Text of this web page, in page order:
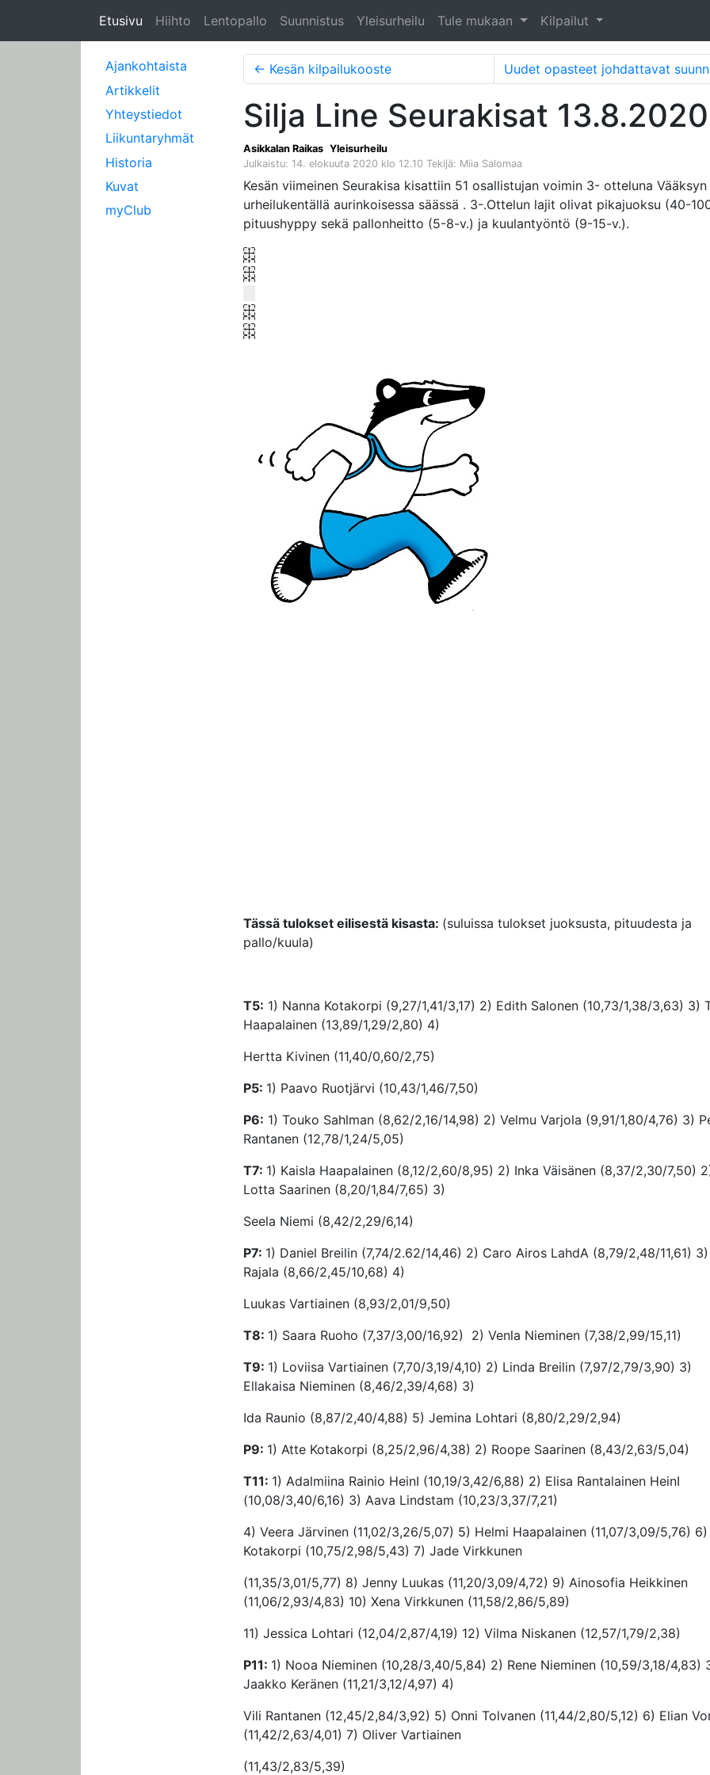
Etusivu Hiihto Lentopallo Suunnistus Yleisurheilu Tule mukaan Kilpailut
Ajankohtaista
Artikkelit
Yhteystiedot
Liikuntaryhmät
Historia
Kuvat
myClub
← Kesän kilpailukooste
Silja Line Seurakisat 13.8.2020
Asikkalan Raikas Yleisurheilu
Julkaistu: 14. elokuuta 2020 klo 12.10 Tekijä: Miia Salomaa
Kesän viimeinen Seurakisa kisattiin 51 osallistujan voimin 3- otteluna Vääksyn
urheilukentällä aurinkoisessa säässä . 3-.Ottelun lajit olivat pikajuoksu (40-
pituushyppy sekä pallonheitto (5-8-v.) ja kuulantyöntö (9-15-v.).
Tässä tulokset eilisestä kisasta: (suluissa tulokset juoksusta, pituudesta ja
pallo/kuula)
T5: 1) Nanna Kotakorpi (9,27/1,41/3,17) 2) Edith Salonen (10,73/1,38/3,63) 3)
Haapalainen (13,89/1,29/2,80) 4)
Hertta Kivinen (11,40/0,60/2,75)
P5: 1) Paavo Ruotjärvi (10,43/1,46/7,50)
P6: 1) Touko Sahlman (8,62/2,16/14,98) 2) Velmu Varjola (9,91/1,80/4,76) 3)
Rantanen (12,78/1,24/5,05)
T7: 1) Kaisla Haapalainen (8,12/2,60/8,95) 2) Inka Väisänen (8,37/2,30/7,50)
Lotta Saarinen (8,20/1,84/7,65) 3)
Seela Niemi (8,42/2,29/6,14)
P7: 1) Daniel Breilin (7,74/2.62/14,46) 2) Caro Airos LahdA (8,79/2,48/11,61)
Rajala (8,66/2,45/10,68) 4)
Luukas Vartiainen (8,93/2,01/9,50)
T8: 1) Saara Ruoho (7,37/3,00/16,92) 2) Venla Nieminen (7,38/2,99/15,11)
T9: 1) Loviisa Vartiainen (7,70/3,19/4,10) 2) Linda Breilin (7,97/2,79/3,90) 3)
Ellakaisa Nieminen (8,46/2,39/4,68) 3)
Ida Raunio (8,87/2,40/4,88) 5) Jemina Lohtari (8,80/2,29/2,94)
P9: 1) Atte Kotakorpi (8,25/2,96/4,38) 2) Roope Saarinen (8,43/2,63/5,04)
T11: 1) Adalmiina Rainio HeinI (10,19/3,42/6,88) 2) Elisa Rantalainen HeinI
(10,08/3,40/6,16) 3) Aava Lindstam (10,23/3,37/7,21)
4) Veera Järvinen (11,02/3,26/5,07) 5) Helmi Haapalainen (11,07/3,09/5,76)
Kotakorpi (10,75/2,98/5,43) 7) Jade Virkkunen
(11,35/3,01/5,77) 8) Jenny Luukas (11,20/3,09/4,72) 9) Ainosofia Heikkinen
(11,06/2,93/4,83) 10) Xena Virkkunen (11,58/2,86/5,89)
11) Jessica Lohtari (12,04/2,87/4,19) 12) Vilma Niskanen (12,57/1,79/2,38)
P11: 1) Nooa Nieminen (10,28/3,40/5,84) 2) Rene Nieminen (10,59/3,18/4,83)
Jaakko Keränen (11,21/3,12/4,97) 4)
Vili Rantanen (12,45/2,84/3,92) 5) Onni Tolvanen (11,44/2,80/5,12) 6) Elian
(11,42/2,63/4,01) 7) Oliver Vartiainen
(11,43/2,83/5,39)